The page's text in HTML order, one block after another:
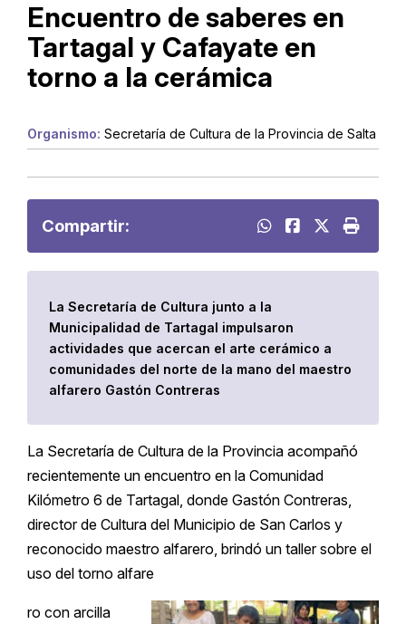
Encuentro de saberes en
Tartagal y Cafayate en
torno a la cerámica
Organismo: Secretaría de Cultura de la Provincia de Salta
Compartir:
La Secretaría de Cultura junto a la
Municipalidad de Tartagal impulsaron
actividades que acercan el arte cerámico a
comunidades del norte de la mano del maestro
alfarero Gastón Contreras
La Secretaría de Cultura de la Provincia acompañó
recientemente un encuentro en la Comunidad
Kilómetro 6 de Tartagal, donde Gastón Contreras,
director de Cultura del Municipio de San Carlos y
reconocido maestro alfarero, brindó un taller sobre el
uso del torno alfare
ro con arcilla